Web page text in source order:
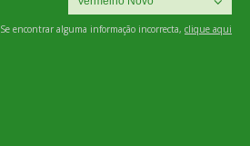
Se encontrar alguma informação incorrecta, clique aqui